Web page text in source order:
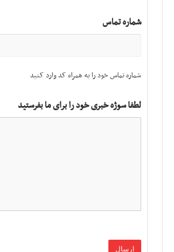
شماره تماس
شماره تماس خود را به همراه کد وارد کنید
لطفا سوژه خبری خود را برای ما بفرستید